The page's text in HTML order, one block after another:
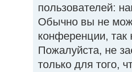
пользователей:
Обычно вы не
конференции, так
Пожалуйста, не
только для того,